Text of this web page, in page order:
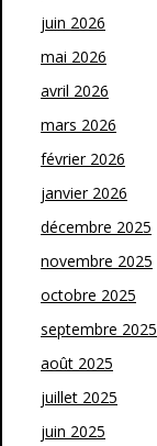
juin 2026
mai 2026
avril 2026
mars 2026
février 2026
janvier 2026
décembre 2025
novembre 2025
octobre 2025
septembre 2025
août 2025
juillet 2025
juin 2025